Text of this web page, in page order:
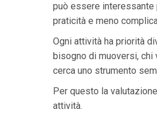
può essere interessante
praticità e meno
Ogni attività ha priorità
bisogno di muoversi, chi
cerca uno strumento
Per questo la
attività.